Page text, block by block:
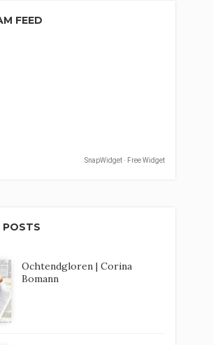
FEED
SnapWidget · Free Widget
POSTS
Ochtendgloren | Corina
Bomann